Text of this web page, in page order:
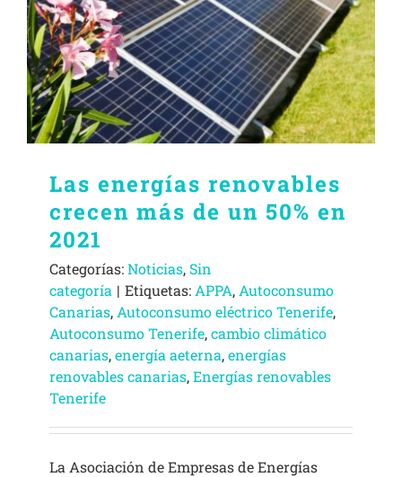
Las energías renovables
crecen más de un 50% en
2021
Categorías:Noticias,Sin
categoría | Etiquetas: APPA, Autoconsumo
Canarias, Autoconsumo eléctrico Tenerife,
Autoconsumo Tenerife,cambio climático
canarias,energía aeterna,energías
renovables canarias,Energías renovables
Tenerife
La Asociación de Empresas de Energías